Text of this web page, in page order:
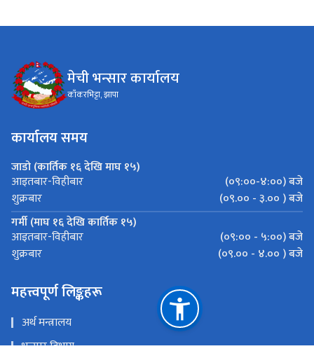
मेची भन्सार कार्यालय
काँकरभिट्टा, झापा
कार्यालय समय
जाडो (कार्तिक १६ देखि माघ १५)
आइतबार-विहीबार
(०९:००-४:००) बजे
शुक्रबार
(०९.०० - ३.०० ) बजे
गर्मी (माघ १६ देखि कार्तिक १५)
आइतबार-विहीबार
(०९:०० - ५:००) बजे
शुक्रबार
(०९.०० - ४.०० ) बजे
महत्त्वपूर्ण लिङ्कहरू
अर्थ मन्त्रालय
भन्सार विभाग